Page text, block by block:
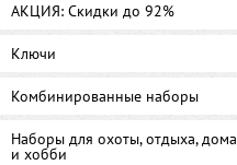
АКЦИЯ: Скидки до 92%
Ключи
Комбинированные наборы
Наборы для охоты, отдыха, дома
и хобби